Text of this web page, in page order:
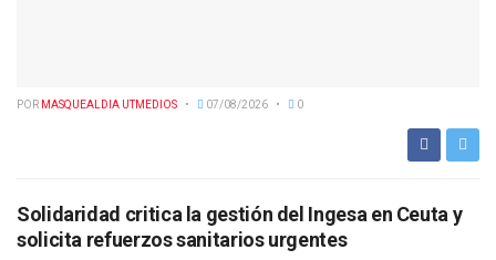
POR MASQUEALDIA UTMEDIOS 07/08/2026 0
Solidaridad critica la gestión del Ingesa en Ceuta y
solicita refuerzos sanitarios urgentes